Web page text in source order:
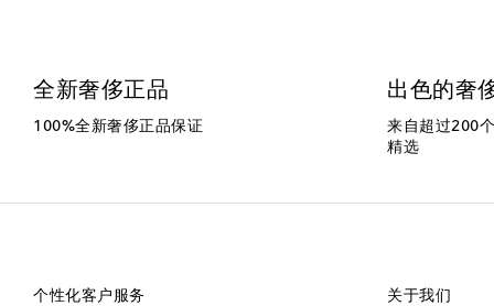
全新奢侈正品
100%全新奢侈正品保证
出色的奢
来自超过200
精选
个性化客户服务 关于我们